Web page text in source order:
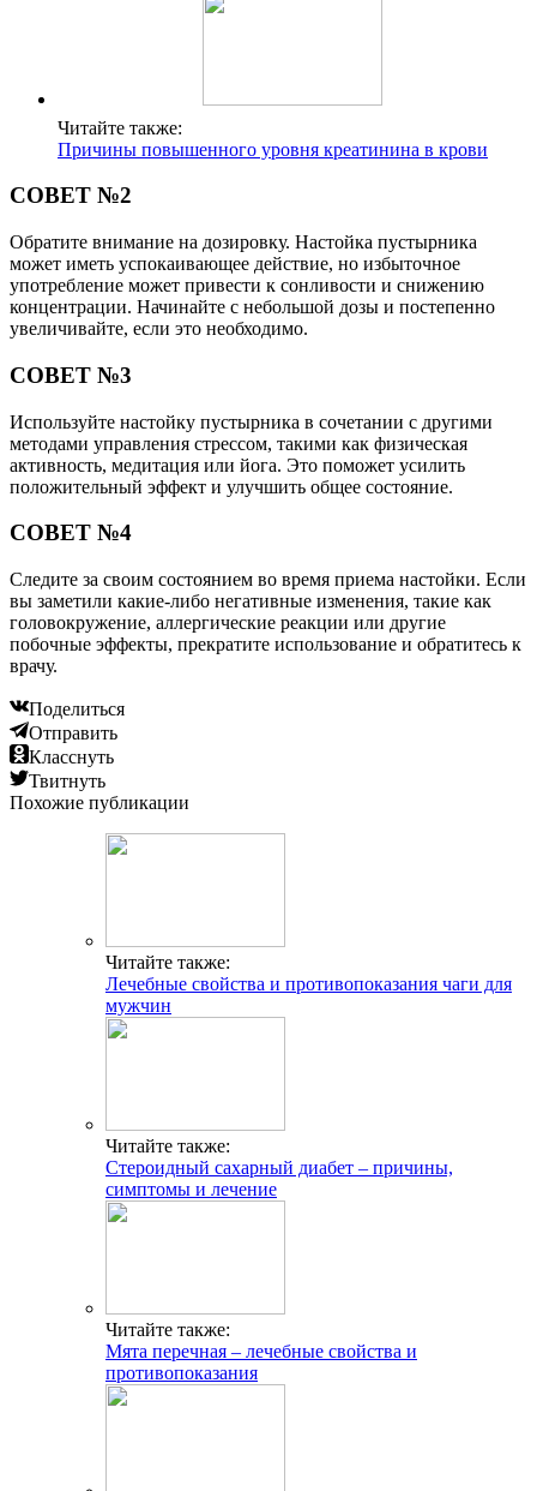
Читайте также:
Причины повышенного уровня креатинина в крови
СОВЕТ №2
Обратите внимание на дозировку. Настойка пустырника
может иметь успокаивающее действие, но избыточное
употребление может привести к сонливости и снижению
концентрации. Начинайте с небольшой дозы и постепенно
увеличивайте, если это необходимо.
СОВЕТ №3
Используйте настойку пустырника в сочетании с другими
методами управления стрессом, такими как физическая
активность, медитация или йога. Это поможет усилить
положительный эффект и улучшить общее состояние.
СОВЕТ №4
Следите за своим состоянием во время приема настойки. Если
вы заметили какие-либо негативные изменения, такие как
головокружение, аллергические реакции или другие
побочные эффекты, прекратите использование и обратитесь к
врачу.
Поделиться
Отправить
Класснуть
Твитнуть
Похожие публикации
Читайте также:
Лечебные свойства и противопоказания чаги для
мужчин
Читайте также:
Стероидный сахарный диабет – причины,
симптомы и лечение
Читайте также:
Мята перечная – лечебные свойства и
противопоказания